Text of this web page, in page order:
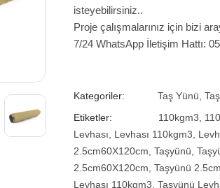
isteyebilirsiniz..
Proje çalışmalarınız için bizi
7/24 WhatsApp İletişim Hattı:
Kategoriler: Taş Yünü
Etiketler:
110kgm3
Levhası
Levhası 110kgm3
2.5cm60X120cm Taşyünü
2.5cm60X120cm Taşyünü
Levhası 110kgm3 Taşyünü